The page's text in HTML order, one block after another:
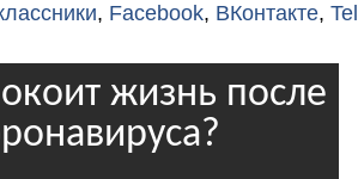
, Facebook, ВКонтакте,